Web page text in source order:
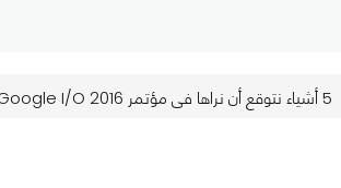
5 أشياء نتوقع أن نراها فى مؤتمر Google I/O 2016